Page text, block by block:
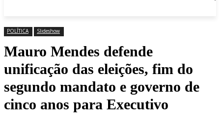
POLÍTICA Slideshow
Mauro Mendes defende
unificação das eleições, fim do
segundo mandato e governo de
cinco anos para Executivo